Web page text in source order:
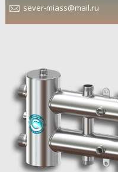
sever-miass@mail.ru
Гидравлический